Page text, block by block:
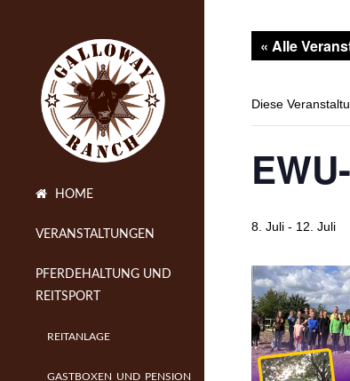
HOME
VERANSTALTUNGEN
PFERDEHALTUNG UND
REITSPORT
REITANLAGE
GASTBOXEN UND PENSION
« Alle
Diese
8. Juli - 12. Juli